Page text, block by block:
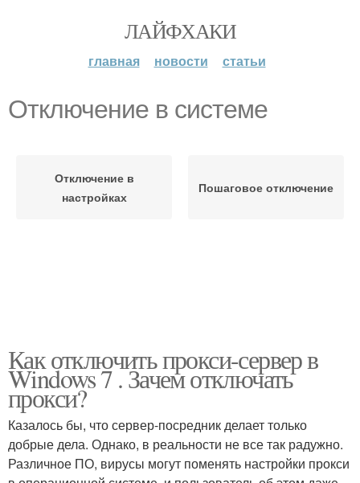
ЛАЙФХАКИ
главная новости статьи
Отключение в системе
Отключение в
настройках
Пошаговое отключение
Как отключить прокси-сервер в
Windows 7 . Зачем отключать
прокси?
Казалось бы, что сервер-посредник делает только
добрые дела. Однако, в реальности не все так радужно.
Различное ПО, вирусы могут поменять настройки прокси